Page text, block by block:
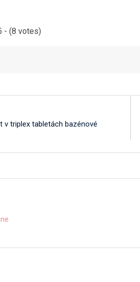
- (8 votes)
v triplex tabletách bazénové